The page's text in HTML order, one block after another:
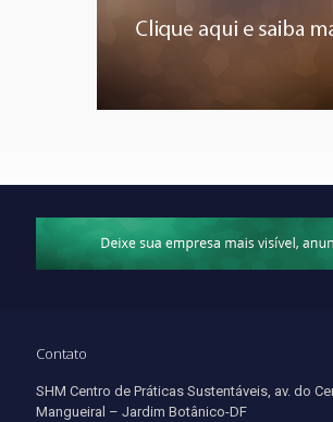
Contato
SHM Centro de Práticas Sustentáveis, av. do
Mangueiral – Jardim Botânico-DF